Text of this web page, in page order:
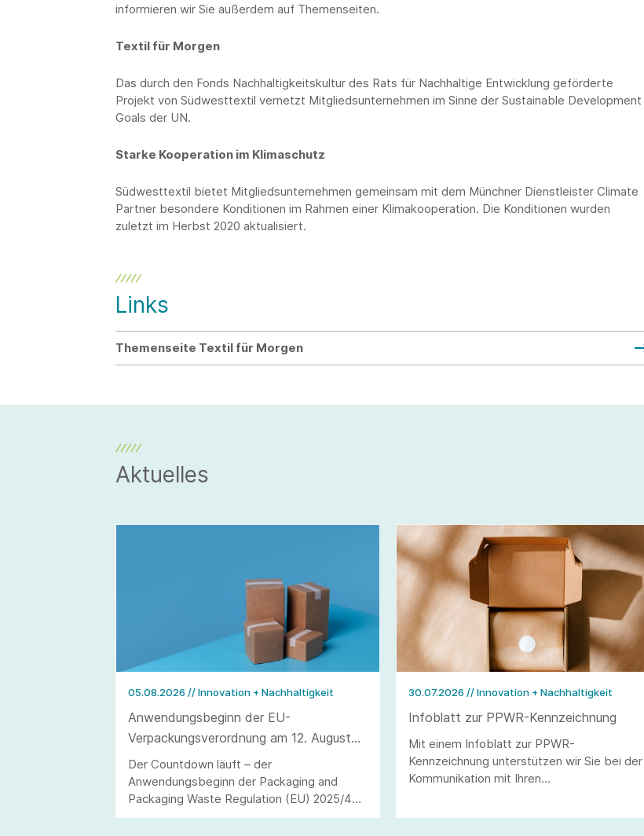
informieren wir Sie außerdem auf Themenseiten.
Textil für Morgen
Das durch den Fonds Nachhaltigkeitskultur des Rats für Nachhaltige Entwicklung geförderte
Projekt von Südwesttextil vernetzt Mitgliedsunternehmen im Sinne der Sustainable Development
Goals der UN.
Starke Kooperation im Klimaschutz
Südwesttextil bietet Mitgliedsunternehmen gemeinsam mit dem Münchner Dienstleister Climate
Partner besondere Konditionen im Rahmen einer Klimakooperation. Die Konditionen wurden
zuletzt im Herbst 2020 aktualisiert.
Links
Themenseite Textil für Morgen
Aktuelles
05.08.2026 // Innovation + Nachhaltigkeit
Anwendungsbeginn der EU-
Verpackungsverordnung am 12. August
2026
Der Countdown läuft – der
Anwendungsbeginn der Packaging and
Packaging Waste Regulation (EU) 2025/40
(kurz: PPWR) steht in den Startlöchern.
30.07.2026 // Innovation + Nachhaltigkeit
Infoblatt zur PPWR-Kennzeichnung
Mit einem Infoblatt zur PPWR-
Kennzeichnung unterstützen wir Sie bei der
Kommunikation mit Ihren